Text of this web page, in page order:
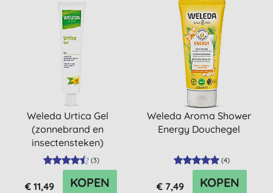
Weleda Urtica Gel
(zonnebrand en
insectensteken)
(3)
€ 11,49 KOPEN
Weleda Aroma Shower
Energy Douchegel
(4)
€ 7,49 KOPEN